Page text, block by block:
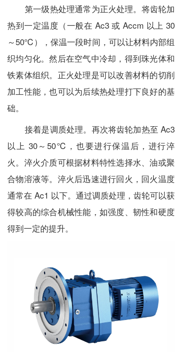
第一级热处理通常为正火处理。将齿轮加
热到一定温度（一般在 Ac3 或 Accm 以上 30
～50℃），保温一段时间，可以让材料内部组
织均匀化。然后在空气中冷却，得到珠光体和
铁素体组织。正火处理是可以改善材料的切削
加工性能，也可以为后续热处理打下良好的基
础。
接着是调质处理。再次将齿轮加热至 Ac3
以上 30～50℃，也要进行保温后，进行淬
火。淬火介质可根据材料特性选择水、油或聚
合物溶液等。淬火后迅速进行回火，回火温度
通常在 Ac1 以下。通过调质处理，齿轮可以获
得较高的综合机械性能，如强度、韧性和硬度
得到一定的提升。